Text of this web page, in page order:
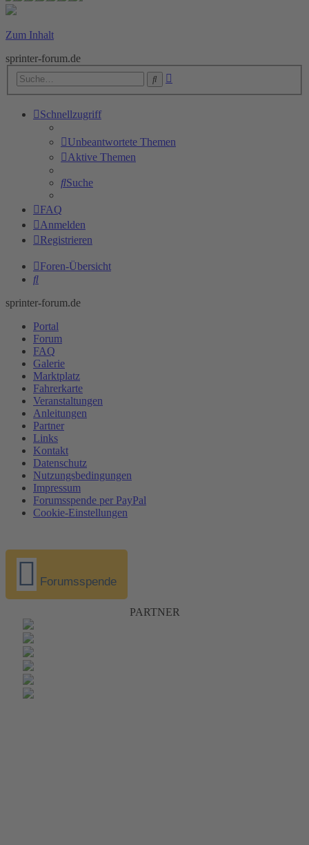
Zum Inhalt
sprinter-forum.de
Suche
Schnellzugriff
Unbeantwortete Themen
Aktive Themen
Suche
FAQ
Anmelden
Registrieren
Foren-Übersicht
Suche
sprinter-forum.de
Portal
Forum
FAQ
Galerie
Marktplatz
Fahrerkarte
Veranstaltungen
Anleitungen
Partner
Links
Kontakt
Datenschutz
Nutzungsbedingungen
Impressum
Forumsspende per PayPal
Cookie-Einstellungen
Forumsspende
PARTNER